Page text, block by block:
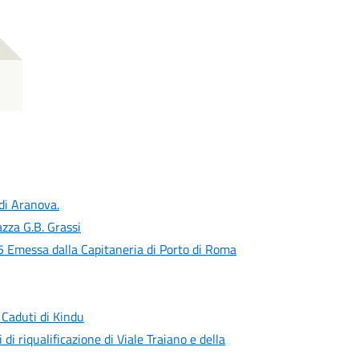
Aranova.
G.B. Grassi
dalla Capitaneria di Porto di Roma
di Kindu
riqualificazione di Viale Traiano e della